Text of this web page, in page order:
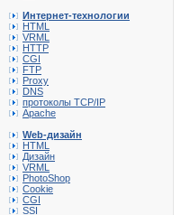
Интернет-технологии
HTML
VRML
HTTP
CGI
FTP
Proxy
DNS
протоколы TCP/IP
Apache
Web-дизайн
HTML
Дизайн
VRML
PhotoShop
Cookie
CGI
SSI